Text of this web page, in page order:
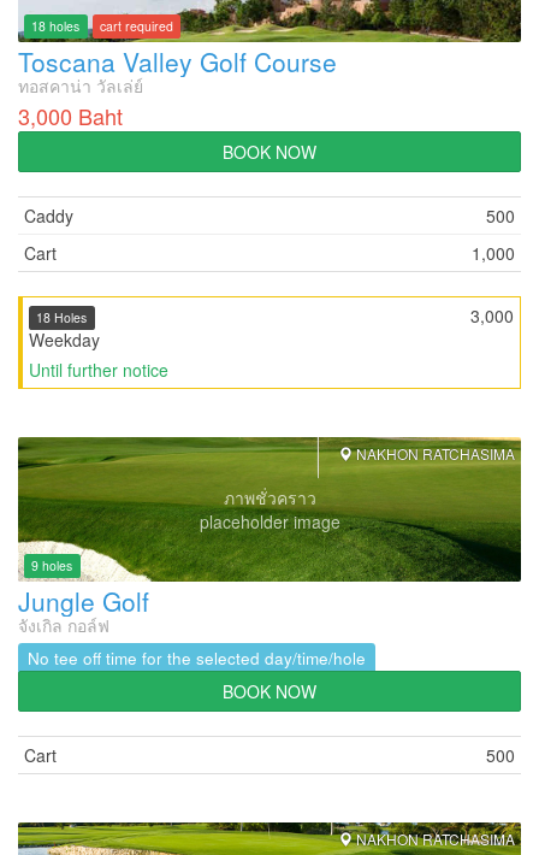
18 holes cart required
Toscana Valley Golf Course
ทอสคาน่า วัลเล่ย์
3,000 Baht
BOOK NOW
Caddy
500
Cart
1,000
3,000
18 Holes
Weekday
Until further notice
ภาพชั่วคราว
placeholder image
NAKHON RATCHASIMA
9 holes
Jungle Golf
จังเกิล กอล์ฟ
No tee off time for the selected day/time/hole
BOOK NOW
Cart 500
NAKHON RATCHASIMA